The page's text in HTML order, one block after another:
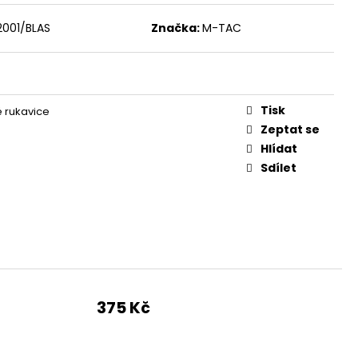
BLAS Značka:M-TAC
rukavice
Tisk
Zeptat se
Hlídat
Sdílet
375 Kč
KUŠÍ 16" - 1 KS